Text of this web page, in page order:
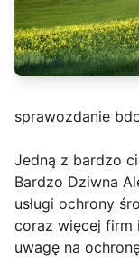
sprawozdanie
Jedną z bardzo
Bardzo Dziwna
usługi ochrony
coraz więcej firm
uwagę na